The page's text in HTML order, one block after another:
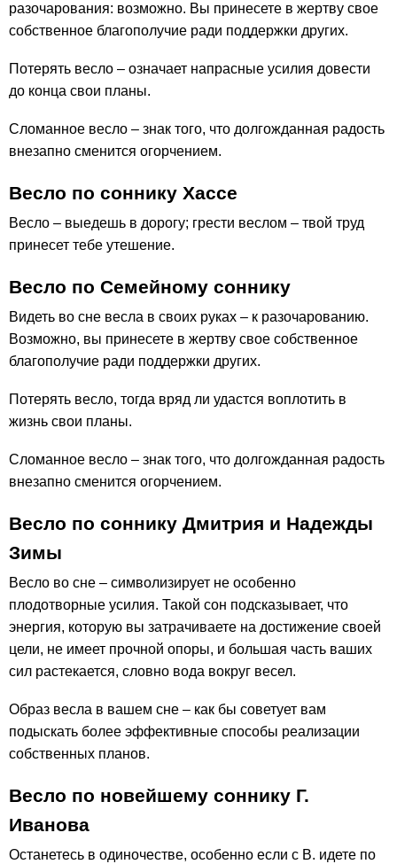
разочарования: возможно. Вы принесете в жертву свое
собственное благополучие ради поддержки других.
Потерять весло – означает напрасные усилия довести
до конца свои планы.
Сломанное весло – знак того, что долгожданная радость
внезапно сменится огорчением.
Весло по соннику Хассе
Весло – выедешь в дорогу; грести веслом – твой труд
принесет тебе утешение.
Весло по Семейному соннику
Видеть во сне весла в своих руках – к разочарованию.
Возможно, вы принесете в жертву свое собственное
благополучие ради поддержки других.
Потерять весло, тогда вряд ли удастся воплотить в
жизнь свои планы.
Сломанное весло – знак того, что долгожданная радость
внезапно сменится огорчением.
Весло по соннику Дмитрия и Надежды
Зимы
Весло во сне – символизирует не особенно
плодотворные усилия. Такой сон подсказывает, что
энергия, которую вы затрачиваете на достижение своей
цели, не имеет прочной опоры, и большая часть ваших
сил растекается, словно вода вокруг весел.
Образ весла в вашем сне – как бы советует вам
подыскать более эффективные способы реализации
собственных планов.
Весло по новейшему соннику Г.
Иванова
Останетесь в одиночестве, особенно если с В. идете по